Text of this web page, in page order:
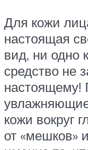
Для кожи
настоящая
вид, ни одно
средство не
настоящему!
кожи вокруг
от «мешков»